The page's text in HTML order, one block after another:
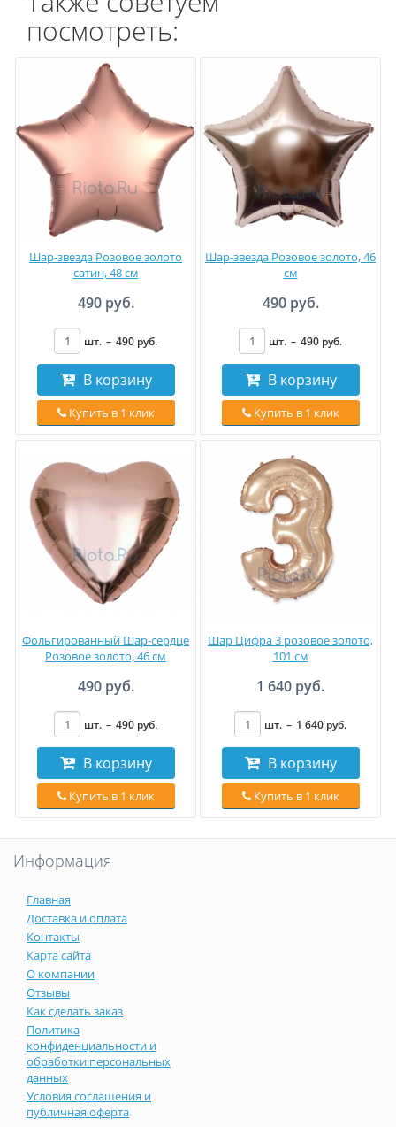
посмотреть:
Шар-звезда Розовое золото
сатин, 48 см
490 руб.
шт. – 490 руб.
В корзину
Купить в 1 клик
Шар-звезда Розовое золото, 46
см
490 руб.
шт. – 490 руб.
В корзину
Купить в 1 клик
Фольгированный Шар-сердце
Розовое золото, 46 см
490 руб.
шт. – 490 руб.
В корзину
Купить в 1 клик
Шар Цифра 3 розовое золото,
101 см
1 640 руб.
шт. – 1 640 руб.
В корзину
Купить в 1 клик
Информация
Главная
Доставка и оплата
Контакты
Карта сайта
О компании
Отзывы
Как сделать заказ
Политика
конфиденциальности и
обработки персональных
данных
Условия соглашения и
публичная оферта